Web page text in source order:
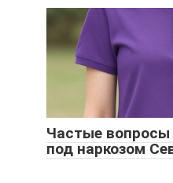
Частые вопросы
под наркозом